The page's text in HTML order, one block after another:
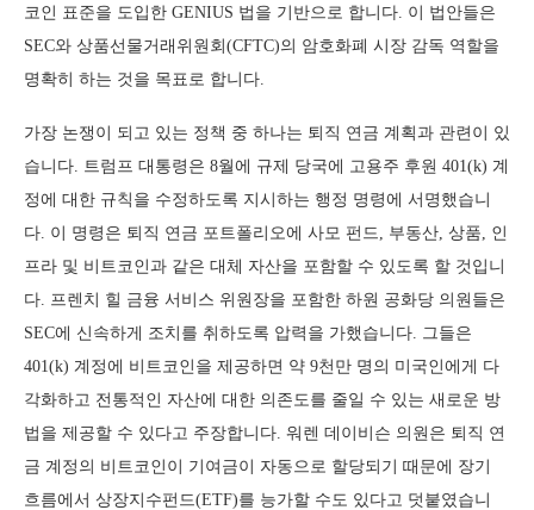
코인 표준을 도입한 GENIUS 법을 기반으로 합니다. 이 법안들은
SEC와 상품선물거래위원회(CFTC)의 암호화폐 시장 감독 역할을
명확히 하는 것을 목표로 합니다.
가장 논쟁이 되고 있는 정책 중 하나는 퇴직 연금 계획과 관련이 있
습니다. 트럼프 대통령은 8월에 규제 당국에 고용주 후원 401(k) 계
정에 대한 규칙을 수정하도록 지시하는 행정 명령에 서명했습니
다. 이 명령은 퇴직 연금 포트폴리오에 사모 펀드, 부동산, 상품, 인
프라 및 비트코인과 같은 대체 자산을 포함할 수 있도록 할 것입니
다. 프렌치 힐 금융 서비스 위원장을 포함한 하원 공화당 의원들은
SEC에 신속하게 조치를 취하도록 압력을 가했습니다. 그들은
401(k) 계정에 비트코인을 제공하면 약 9천만 명의 미국인에게 다
각화하고 전통적인 자산에 대한 의존도를 줄일 수 있는 새로운 방
법을 제공할 수 있다고 주장합니다. 워렌 데이비슨 의원은 퇴직 연
금 계정의 비트코인이 기여금이 자동으로 할당되기 때문에 장기
흐름에서 상장지수펀드(ETF)를 능가할 수도 있다고 덧붙였습니